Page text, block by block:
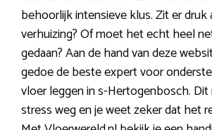
behoorlijk intensieve klus. Zit er druk
verhuizing? Of moet het echt heel
gedaan? Aan de hand van deze
gedoe de beste expert voor
vloer leggen in s-Hertogenbosch.
stress weg en je weet zeker dat het